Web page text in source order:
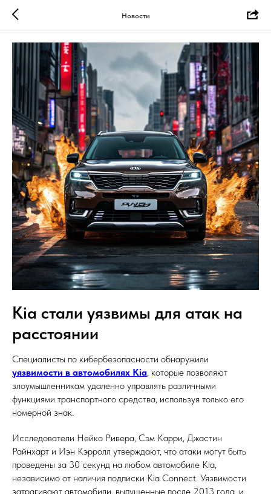
Новости
Kia стали уязвимы для атак на
расстоянии
Специалисты по кибербезопасности обнаружили
уязвимости в автомобилях Kia, которые позволяют
злоумышленникам удаленно управлять различными
функциями транспортного средства, используя только его
номерной знак.
Исследователи Нейко Ривера, Сэм Карри, Джастин
Райнхарт и Иэн Кэрролл утверждают, что атаки могут быть
проведены за 30 секунд на любом автомобиле Kia,
независимо от наличия подписки Kia Connect. Уязвимости
затрагивают автомобили, выпущенные после 2013 года, и